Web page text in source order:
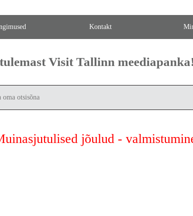
Kontakt
Visit Tallinn meediapanka!
jõulud -